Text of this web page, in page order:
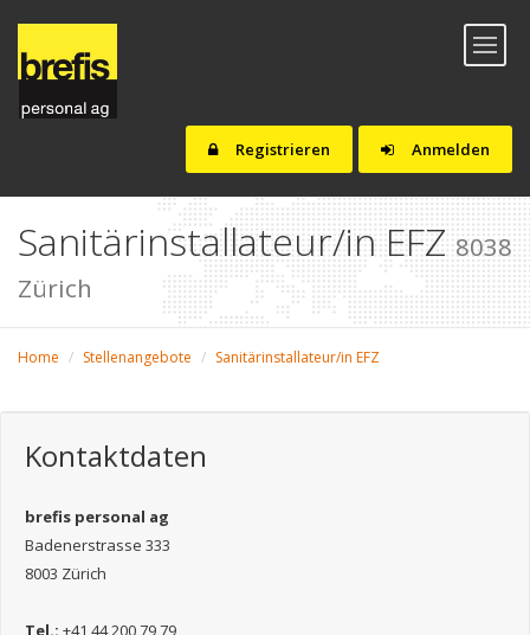
Anmelden
Registrieren
Toggle
Sanitärinstallateur/in EFZ8038
Zürich
Home Stellenangebote Sanitärinstallateur/in EFZ
Kontaktdaten
brefis personal ag
Badenerstrasse 333
8003 Zürich
Tel.: +41 44 200 79 79